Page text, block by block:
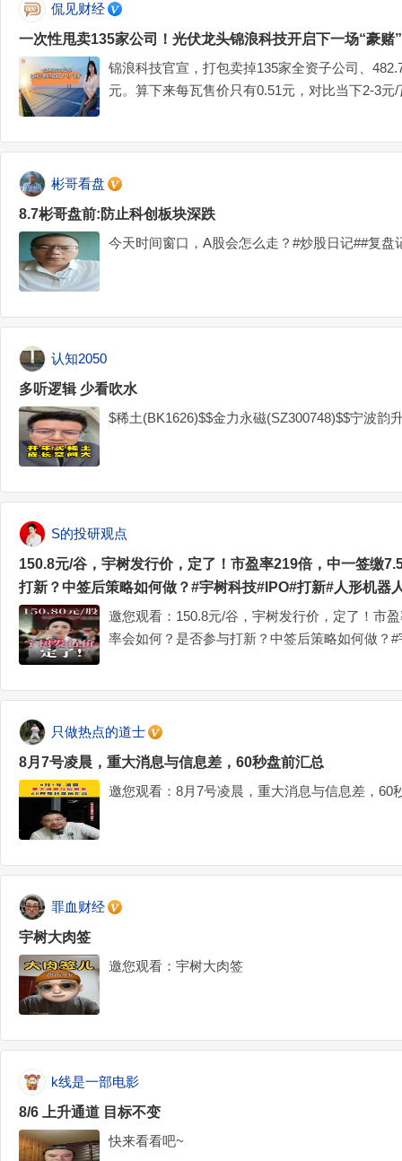
侃见财经
一次性甩卖135家公司！光伏龙头锦浪科技开启下一场“豪赌”
锦浪科技官宣，打包卖掉135家全资子公司、
元。算下来每瓦售价只有0.51元，对比当下2-3
彬哥看盘
8.7彬哥盘前:防止科创板块深跌
今天时间窗口，A股会怎么走？#炒股日记##复盘
认知2050
多听逻辑 少看吹水
$稀土(BK1626)$$金力永磁(SZ300748)$$宁波韵
S的投研观点
150.8元/谷，宇树发行价，定了！市盈率219倍，中一签缴
打新？中签后策略如何做？#宇树科技#IPO#打新#人形机器
邀您观看：150.8元/谷，宇树发行价，定了！市
率会如何？是否参与打新？中签后策略如何做？
只做热点的道士
8月7号凌晨，重大消息与信息差，60秒盘前汇总
邀您观看：8月7号凌晨，重大消息与信息差，60
罪血财经
宇树大肉签
邀您观看：宇树大肉签
k线是一部电影
8/6 上升通道 目标不变
快来看看吧~